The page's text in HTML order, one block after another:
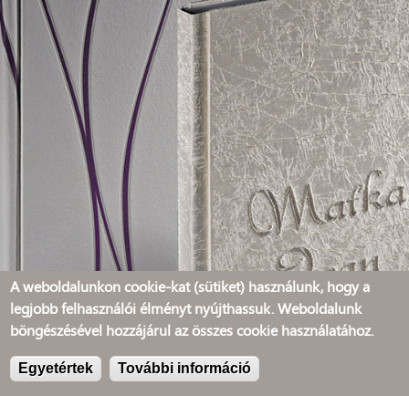
A weboldalunkon cookie-kat (sütiket) használunk, hogy a
legjobb felhasználói élményt nyújthassuk. Weboldalunk
böngészésével hozzájárul az összes cookie használatához.
Egyetértek További információ